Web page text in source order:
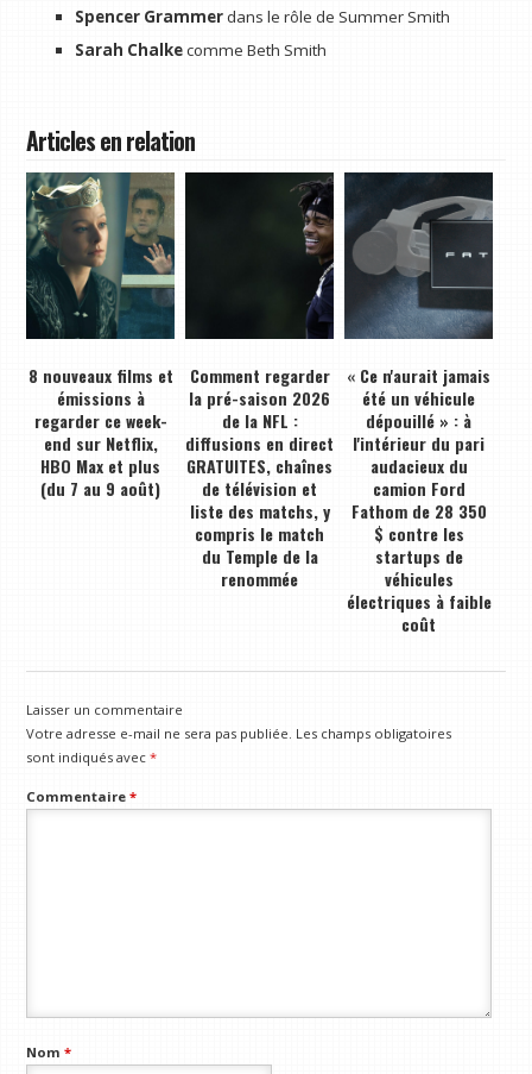
Spencer Grammerdans le rôle de Summer Smith
Sarah Chalkecomme Beth Smith
Articles en relation
8 nouveaux films et
émissions à
regarder ce week-
end sur Netflix,
HBO Max et plus
(du 7 au 9 août)
Comment regarder
la pré-saison 2026
de la NFL :
diffusions en direct
GRATUITES, chaînes
de télévision et
liste des matchs, y
compris le match
du Temple de la
renommée
« Ce n'aurait jamais
été un véhicule
dépouillé » : à
l'intérieur du pari
audacieux du
camion Ford
Fathom de 28 350
$ contre les
startups de
véhicules
électriques à faible
coût
Laisser un commentaire
Votre adresse e-mail ne sera pas publiée. Les champs obligatoires
sont indiqués avec*
Commentaire*
Nom*